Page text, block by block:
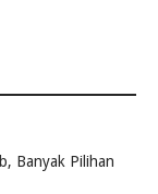
Banyak Pilihan